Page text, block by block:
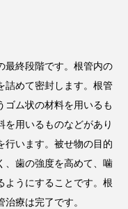
最終段階です。根管内の
詰めて密封します。根管
ゴム状の材料を用いるも
を用いるものなどがあり
行います。被せ物の目的
、歯の強度を高めて、噛
ようにすることです。根
療は完了です。